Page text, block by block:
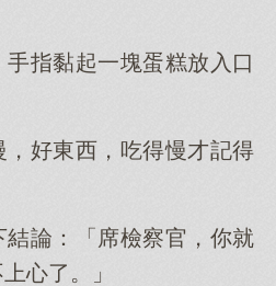
指黏起一塊蛋糕放入口
，好東西，吃得慢才記得
結論：「席檢察官，你就
心了。」